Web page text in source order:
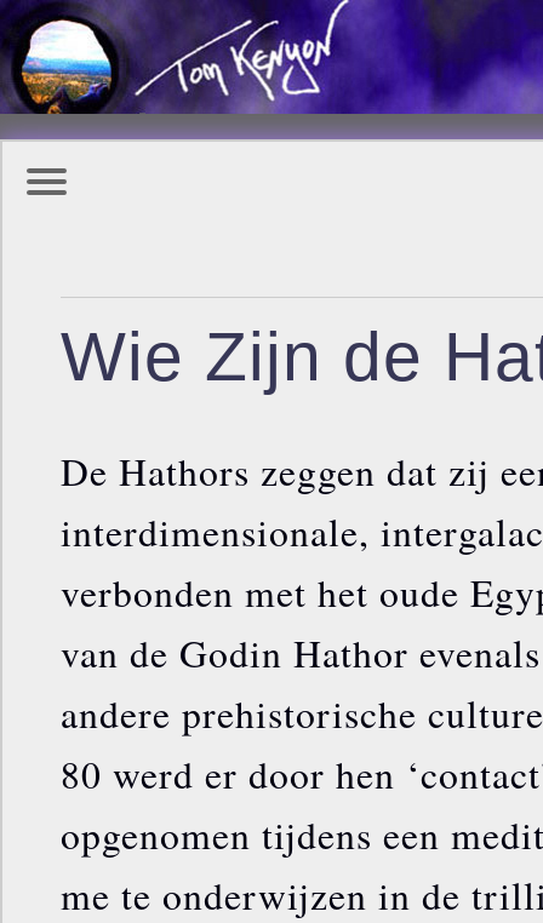
Wie Zijn de
De Hathors zeggen dat zij
interdimensionale,
verbonden met het oude
van de Godin Hathor
andere prehistorische
80 werd er door hen
opgenomen tijdens een
me te onderwijzen in de